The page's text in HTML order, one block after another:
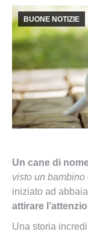
BUONE NOTIZIE
Un cane di
visto un
iniziato ad
attirare
Una storia